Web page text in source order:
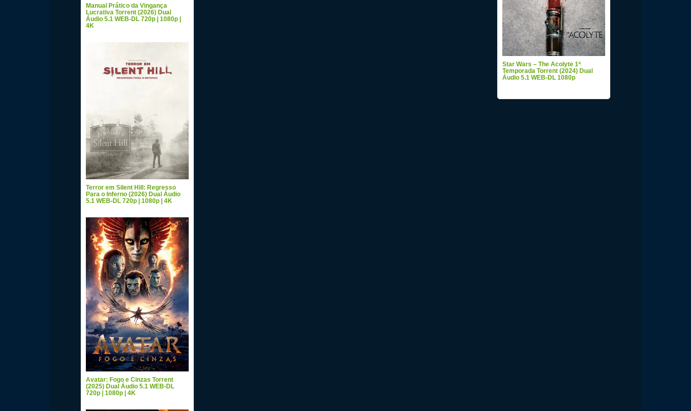
Manual Prático da Vingança
Lucrativa Torrent (2026) Dual
Áudio 5.1 WEB-DL 720p | 1080p |
4K
Terror em Silent Hill: Regresso
Para o Inferno (2026) Dual Áudio
5.1 WEB-DL 720p | 1080p | 4K
Avatar: Fogo e Cinzas Torrent
(2025) Dual Áudio 5.1 WEB-DL
720p | 1080p | 4K
Star Wars – The Acolyte 1ª
Temporada Torrent (2024) Dual
Áudio 5.1 WEB-DL 1080p